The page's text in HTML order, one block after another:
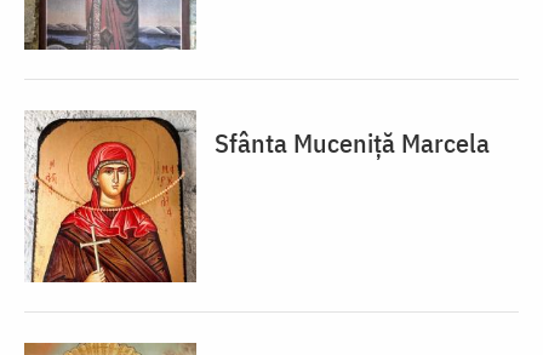
Sfânta Muceniță Marcela